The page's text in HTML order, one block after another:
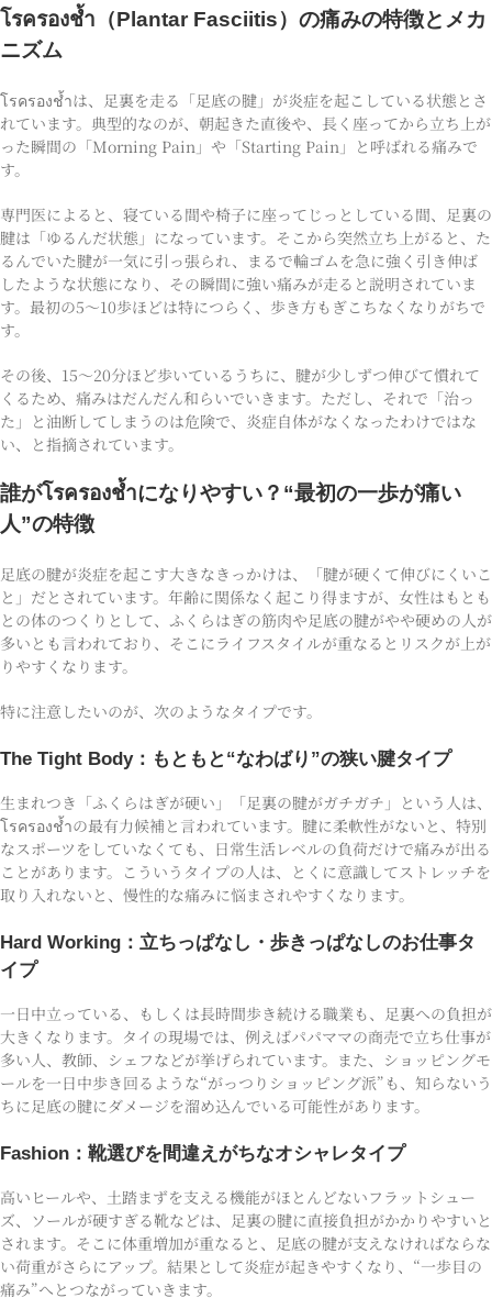
โรครองช้ำ（Plantar Fasciitis）の痛みの特徴とメカ
ニズム
โรครองช้ำは、足裏を走る「足底の腱」が炎症を起こしている状態とさ
れています。典型的なのが、朝起きた直後や、長く座ってから立ち上が
った瞬間の「Morning Pain」や「Starting Pain」と呼ばれる痛みで
す。
専門医によると、寝ている間や椅子に座ってじっとしている間、足裏の
腱は「ゆるんだ状態」になっています。そこから突然立ち上がると、た
るんでいた腱が一気に引っ張られ、まるで輪ゴムを急に強く引き伸ば
したような状態になり、その瞬間に強い痛みが走ると説明されていま
す。最初の5〜10歩ほどは特につらく、歩き方もぎこちなくなりがちで
す。
その後、15〜20分ほど歩いているうちに、腱が少しずつ伸びて慣れて
くるため、痛みはだんだん和らいでいきます。ただし、それで「治っ
た」と油断してしまうのは危険で、炎症自体がなくなったわけではな
い、と指摘されています。
誰がโรครองช้ำになりやすい？“最初の一歩が痛い
人”の特徴
足底の腱が炎症を起こす大きなきっかけは、「腱が硬くて伸びにくいこ
と」だとされています。年齢に関係なく起こり得ますが、女性はもとも
との体のつくりとして、ふくらはぎの筋肉や足底の腱がやや硬めの人が
多いとも言われており、そこにライフスタイルが重なるとリスクが上が
りやすくなります。
特に注意したいのが、次のようなタイプです。
The Tight Body：もともと“なわばり”の狭い腱タイプ
生まれつき「ふくらはぎが硬い」「足裏の腱がガチガチ」という人は、
โรครองช้ำの最有力候補と言われています。腱に柔軟性がないと、特別
なスポーツをしていなくても、日常生活レベルの負荷だけで痛みが出る
ことがあります。こういうタイプの人は、とくに意識してストレッチを
取り入れないと、慢性的な痛みに悩まされやすくなります。
Hard Working：立ちっぱなし・歩きっぱなしのお仕事タ
イプ
一日中立っている、もしくは長時間歩き続ける職業も、足裏への負担が
大きくなります。タイの現場では、例えばパパママの商売で立ち仕事が
多い人、教師、シェフなどが挙げられています。また、ショッピングモ
ールを一日中歩き回るような“がっつりショッピング派”も、知らないう
ちに足底の腱にダメージを溜め込んでいる可能性があります。
Fashion：靴選びを間違えがちなオシャレタイプ
高いヒールや、土踏まずを支える機能がほとんどないフラットシュー
ズ、ソールが硬すぎる靴などは、足裏の腱に直接負担がかかりやすいと
されます。そこに体重増加が重なると、足底の腱が支えなければならな
い荷重がさらにアップ。結果として炎症が起きやすくなり、“一歩目の
痛み”へとつながっていきます。